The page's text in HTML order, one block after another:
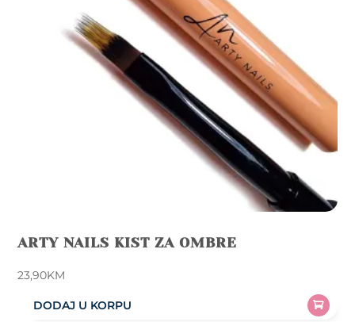
ARTY NAILS KIST ZA OMBRE
23,90KM
DODAJ U KORPU